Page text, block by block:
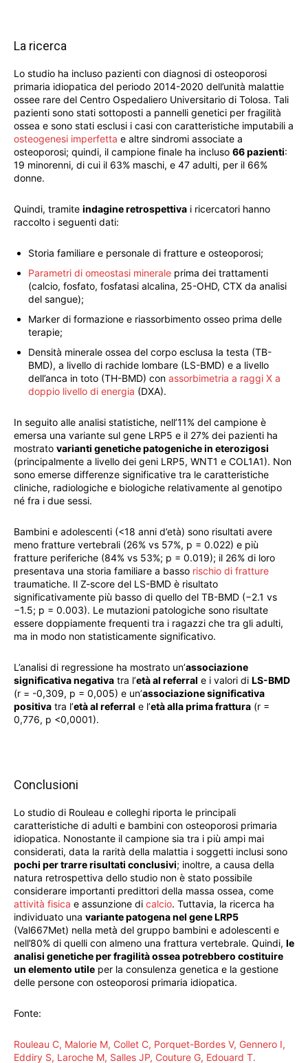
La ricerca
Lo studio ha incluso pazienti con diagnosi di osteoporosi
primaria idiopatica del periodo 2014-2020 dell’unità malattie
ossee rare del Centro Ospedaliero Universitario di Tolosa. Tali
pazienti sono stati sottoposti a pannelli genetici per fragilità
ossea e sono stati esclusi i casi con caratteristiche imputabili a
osteogenesi imperfetta e altre sindromi associate a
osteoporosi; quindi, il campione finale ha incluso 66 pazienti:
19 minorenni, di cui il 63% maschi, e 47 adulti, per il 66%
donne.
Quindi, tramite indagine retrospettiva i ricercatori hanno
raccolto i seguenti dati:
Storia familiare e personale di fratture e osteoporosi;
Parametri di omeostasi minerale prima dei trattamenti
(calcio, fosfato, fosfatasi alcalina, 25-OHD, CTX da analisi
del sangue);
Marker di formazione e riassorbimento osseo prima delle
terapie;
Densità minerale ossea del corpo esclusa la testa (TB-
BMD), a livello di rachide lombare (LS-BMD) e a livello
dell’anca in toto (TH-BMD) con assorbimetria a raggi X a
doppio livello di energia (DXA).
In seguito alle analisi statistiche, nell’11% del campione è
emersa una variante sul gene LRP5 e il 27% dei pazienti ha
mostrato varianti genetiche patogeniche in eterozigosi
(principalmente a livello dei geni LRP5, WNT1 e COL1A1). Non
sono emerse differenze significative tra le caratteristiche
cliniche, radiologiche e biologiche relativamente al genotipo
né fra i due sessi.
Bambini e adolescenti (<18 anni d’età) sono risultati avere
meno fratture vertebrali (26% vs 57%, p = 0.022) e più
fratture periferiche (84% vs 53%; p = 0.019); il 26% di loro
presentava una storia familiare a basso rischio di fratture
traumatiche. Il Z-score del LS-BMD è risultato
significativamente più basso di quello del TB-BMD (−2.1 vs
−1.5; p = 0.003). Le mutazioni patologiche sono risultate
essere doppiamente frequenti tra i ragazzi che tra gli adulti,
ma in modo non statisticamente significativo.
L’analisi di regressione ha mostrato un’associazione
significativa negativa tra l’età al referral e i valori di LS-BMD
(r = -0,309, p = 0,005) e un’associazione significativa
positiva tra l’età al referral e l’età alla prima frattura (r =
0,776, p <0,0001).
Conclusioni
Lo studio di Rouleau e colleghi riporta le principali
caratteristiche di adulti e bambini con osteoporosi primaria
idiopatica. Nonostante il campione sia tra i più ampi mai
considerati, data la rarità della malattia i soggetti inclusi sono
pochi per trarre risultati conclusivi; inoltre, a causa della
natura retrospettiva dello studio non è stato possibile
considerare importanti predittori della massa ossea, come
attività fisica e assunzione di calcio. Tuttavia, la ricerca ha
individuato una variante patogena nel gene LRP5
(Val667Met) nella metà del gruppo bambini e adolescenti e
nell’80% di quelli con almeno una frattura vertebrale. Quindi, le
analisi genetiche per fragilità ossea potrebbero costituire
un elemento utile per la consulenza genetica e la gestione
delle persone con osteoporosi primaria idiopatica.
Fonte:
Rouleau C, Malorie M, Collet C, Porquet-Bordes V, Gennero I,
Eddiry S, Laroche M, Salles JP, Couture G, Edouard T.